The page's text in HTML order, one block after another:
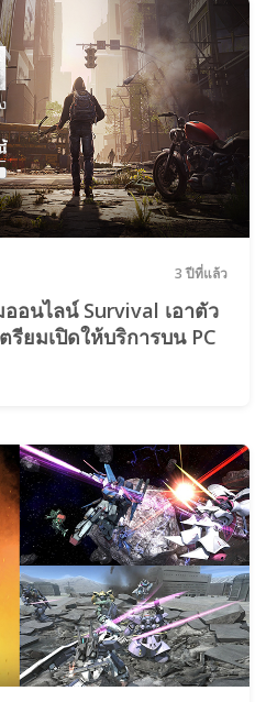
3 ปีที่แล้ว
อนไลน์ Survival เอาตัว
ยมเปิดให้บริการบน PC